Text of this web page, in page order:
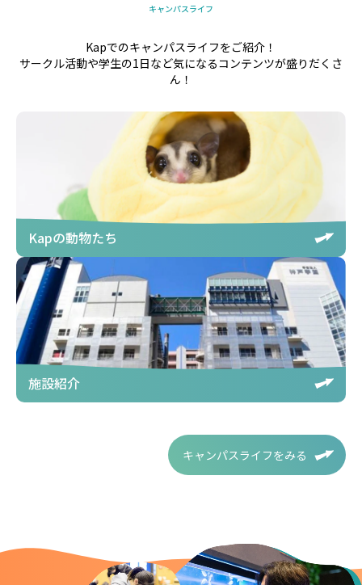
キャンパスライフ
Kapでのキャンパスライフをご紹介！
サークル活動や学生の1日など気になるコンテンツが盛りだくさ
ん！
Kapの動物たち
施設紹介
キャンパスライフをみる